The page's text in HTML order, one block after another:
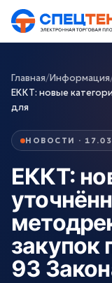
Главная/Информация
ЕККТ: новые
для
НОВОСТИ ·
ЕККТ:
закупок
93